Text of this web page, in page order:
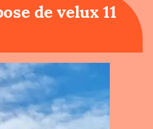
de velux 11